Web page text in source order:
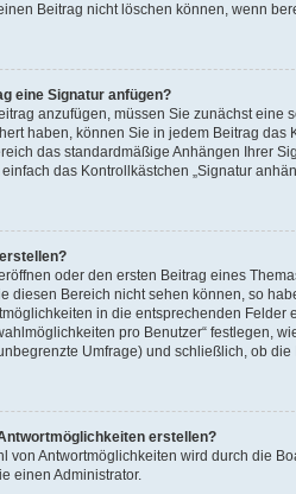
Beitrag nicht löschen können, wenn
eine Signatur anfügen?
anzufügen, müssen Sie zunächst
haben, können Sie in jedem Beitrag
das standardmäßige Anhängen Ihrer
das Kontrollkästchen „Signatur
oder den ersten Beitrag eines
diesen Bereich nicht sehen können, so
in die entsprechenden
pro Benutzer“ festlegen,
Umfrage) und schließlich, ob
erstellen?
von Antwortmöglichkeiten wird durch die
einen Administrator.